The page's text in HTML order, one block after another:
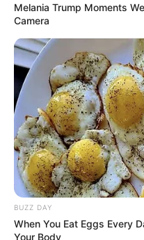
Melania Trump Moments
Camera
BUZZ DAY
When You Eat Eggs Every
Your Body